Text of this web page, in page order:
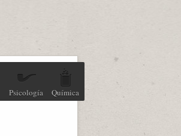
Psicología Química